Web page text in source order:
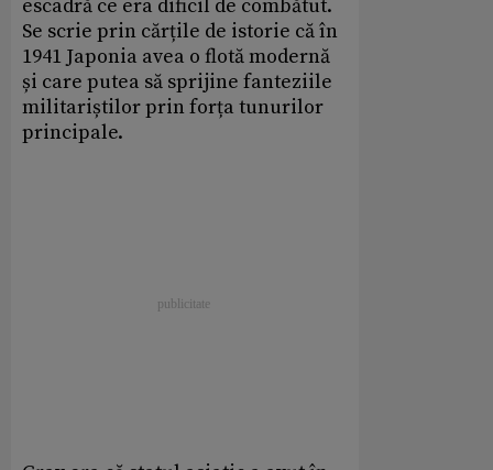
escadră ce era dificil de combătut.
Se scrie prin cărțile de istorie că în
1941 Japonia avea o flotă modernă
și care putea să sprijine fanteziile
militariștilor prin forța tunurilor
principale.